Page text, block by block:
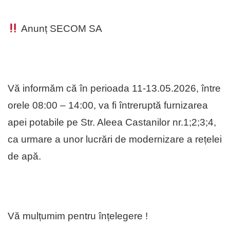
Anunț SECOM SA
Vă informăm că în perioada 11-13.05.2026, între
orele 08:00 – 14:00, va fi întreruptă furnizarea
apei potabile pe Str. Aleea Castanilor nr.1;2;3;4,
ca urmare a unor lucrări de modernizare a rețelei
de apă.
Vă mulțumim pentru înțelegere !